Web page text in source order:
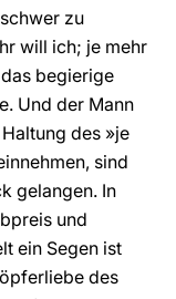
zu
will ich; je mehr
begierige
Und der Mann
des »je
sind
gelangen. In
und
ein Segen ist
des